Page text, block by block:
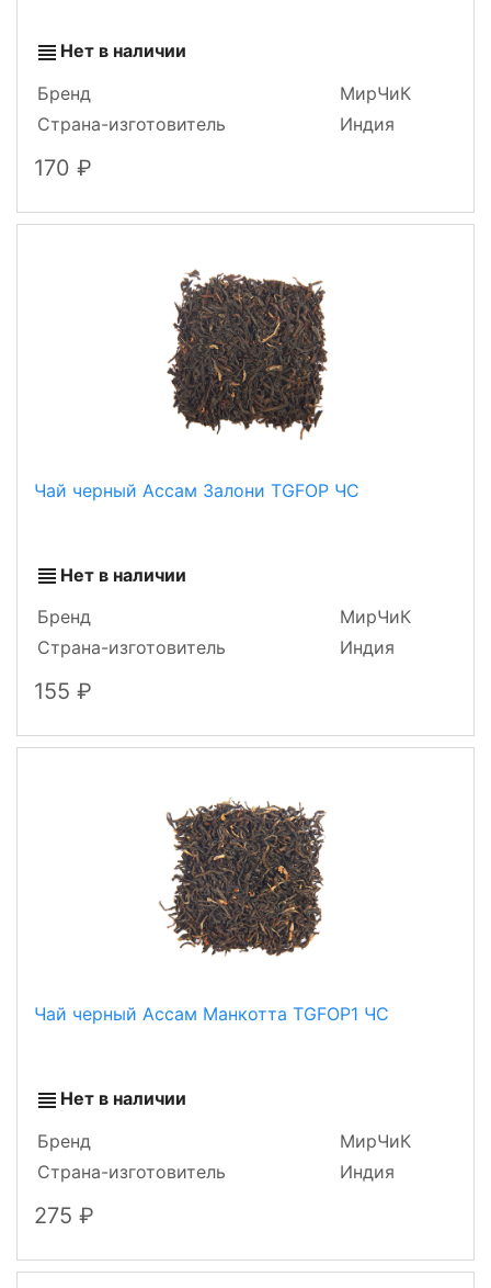
Нет в наличии
Бренд
МирЧиК
Страна-изготовитель
Индия
170
Чай черный Ассам Залони TGFOP ЧС
Нет в наличии
Бренд
МирЧиК
Страна-изготовитель
Индия
155
Чай черный Ассам Манкотта TGFOP1 ЧС
Нет в наличии
Бренд
МирЧиК
Страна-изготовитель
Индия
275